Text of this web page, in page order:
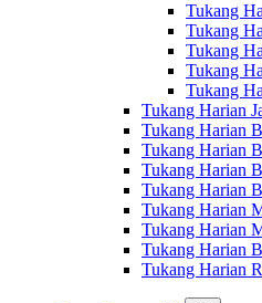
Tukang
Tukang
Tukang
Tukang
Tukang
Tukang Harian
Tukang Harian
Tukang Harian
Tukang Harian
Tukang Harian
Tukang Harian
Tukang Harian
Tukang Harian
Tukang Harian